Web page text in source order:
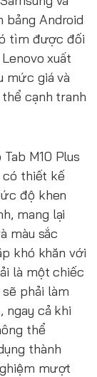
bảng Android
tìm được đối
xuất
mức giá và
cạnh tranh
M10 Plus
có thiết kế
độ khen
mang lại
màu sắc
khó khăn với
là một chiếc
phải làm
ngay cả khi
thể
thành
mượt